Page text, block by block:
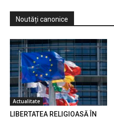
Noutăți canonice
Actualitate
LIBERTATEA RELIGIOASĂ ÎN